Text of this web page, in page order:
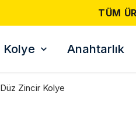
Kolye Anahtarlık
Düz Zincir Kolye